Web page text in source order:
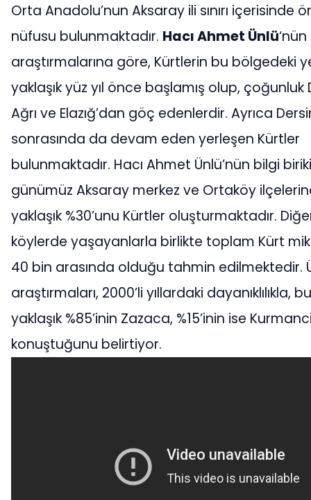
Orta Anadolu’nun Aksaray ili sınırı içerisinde
nüfusu bulunmaktadır. Hacı Ahmet Ünlü‘nün
araştırmalarına göre, Kürtlerin bu bölgedeki
yaklaşık yüz yıl önce başlamış olup, çoğunluk
Ağrı ve Elazığ’dan göç edenlerdir. Ayrıca
sonrasında da devam eden yerleşen Kürtler
bulunmaktadır. Hacı Ahmet Ünlü’nün bilgi
günümüz Aksaray merkez ve Ortaköy
yaklaşık %30’unu Kürtler oluşturmaktadır.
köylerde yaşayanlarla birlikte toplam Kürt
40 bin arasında olduğu tahmin edilmektedir.
araştırmaları, 2000’li yıllardaki dayanıklılıkla,
yaklaşık %85’inin Zazaca, %15’inin ise
konuştuğunu belirtiyor.